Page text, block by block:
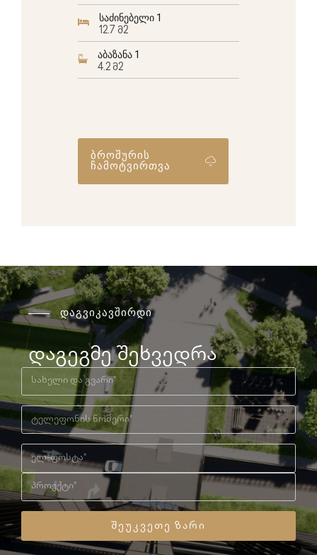
საძინებელი 1
12.7 მ2
აბაზანა 1
4.2 მ2
ბროშურის
ჩამოტვირთვა
დაგვიკავშირდი
დაგეგმე შეხვედრა